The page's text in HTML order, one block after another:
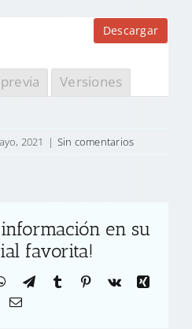
Descargar
Versiones
2021 | Sin comentarios
en su
favorita!
WhatsApp
TelegramTumblr Pinterest
Vk
Xing
Correo